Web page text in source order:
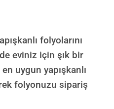
folyolarını
eviniz için şık bir
uygun yapışkanlı
folyonuzu sipariş